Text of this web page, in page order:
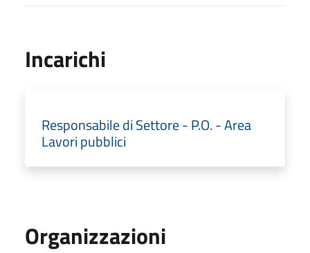
Incarichi
Responsabile di Settore - P.O. - Area
Lavori pubblici
Organizzazioni